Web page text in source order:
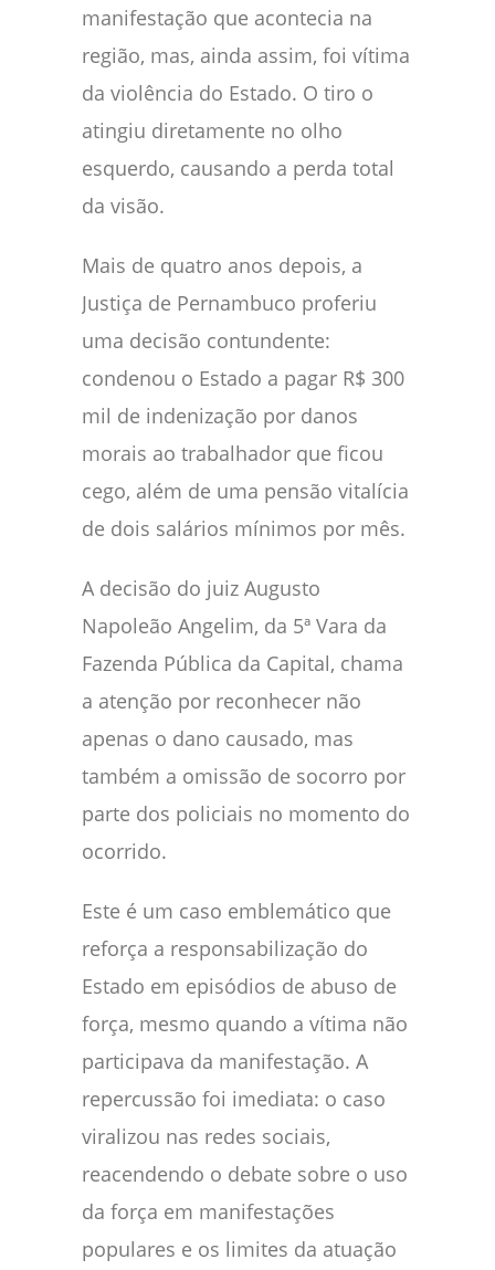
manifestação que acontecia na
região, mas, ainda assim, foi vítima
da violência do Estado. O tiro o
atingiu diretamente no olho
esquerdo, causando a perda total
da visão.
Mais de quatro anos depois, a
Justiça de Pernambuco proferiu
uma decisão contundente:
condenou o Estado a pagar R$ 300
mil de indenização por danos
morais ao trabalhador que ficou
cego, além de uma pensão vitalícia
de dois salários mínimos por mês.
A decisão do juiz Augusto
Napoleão Angelim, da 5ª Vara da
Fazenda Pública da Capital, chama
a atenção por reconhecer não
apenas o dano causado, mas
também a omissão de socorro por
parte dos policiais no momento do
ocorrido.
Este é um caso emblemático que
reforça a responsabilização do
Estado em episódios de abuso de
força, mesmo quando a vítima não
participava da manifestação. A
repercussão foi imediata: o caso
viralizou nas redes sociais,
reacendendo o debate sobre o uso
da força em manifestações
populares e os limites da atuação